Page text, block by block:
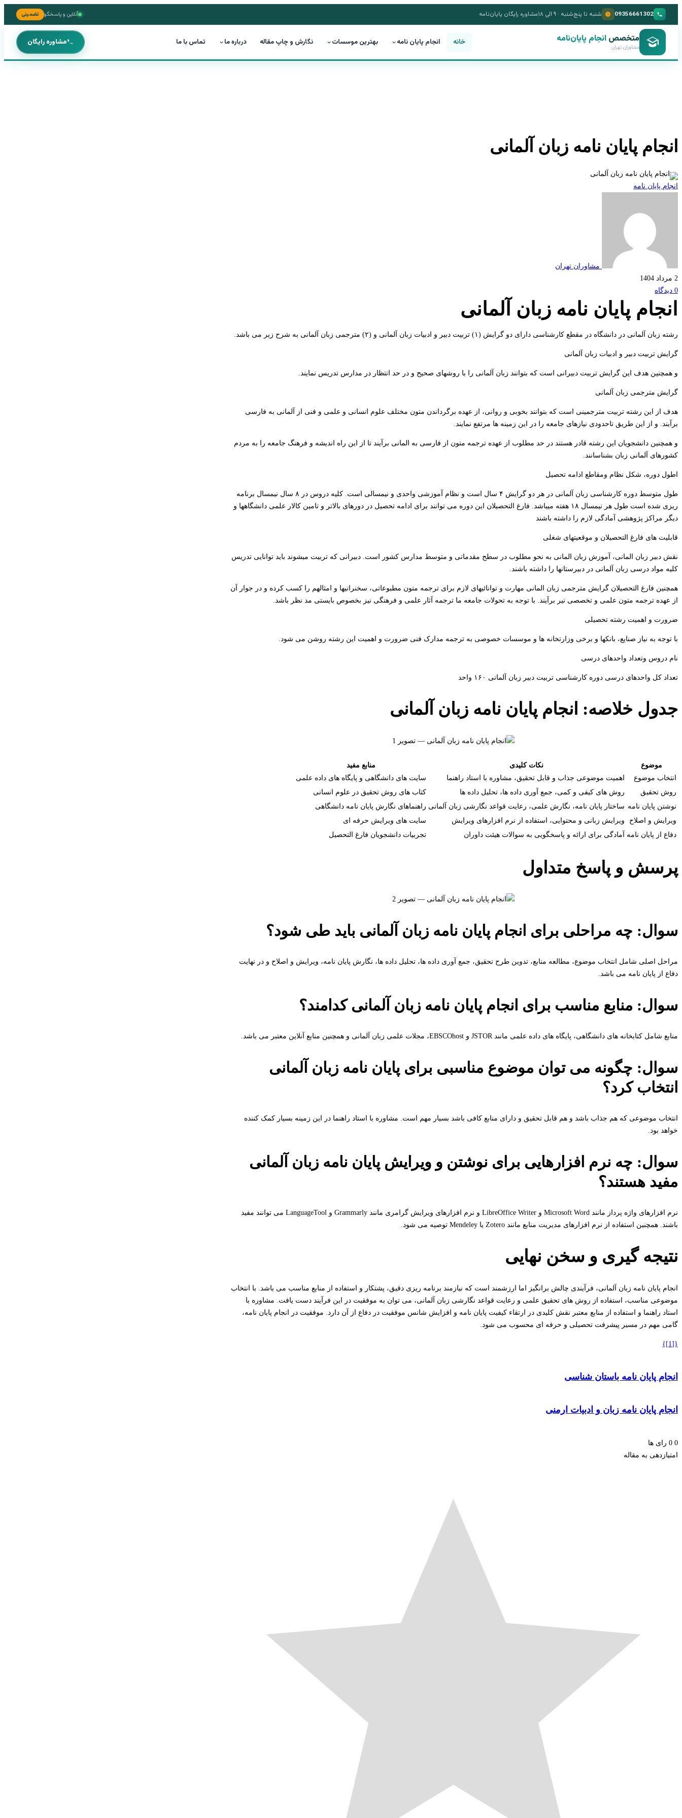
09356661302 شنبه تا پنج‌شنبه · ۹ الی ۱۸ مشاوره رایگان پایان‌نامه آنلاین و پاسخگو تضمینی
متخصص انجام پایان‌نامه
مشاوران تهران خانه انجام پایان نامه بهترین موسسات نگارش و چاپ مقاله درباره ما تماس با ما مشاوره رایگان
انجام پایان نامه زبان آلمانی
انجام پایان نامه
مشاوران تهران
2 مرداد 1404
0 دیدگاه
انجام پایان نامه زبان آلمانی
رشته زبان آلمانی در دانشگاه در مقطع کارشناسی دارای دو گرایش (۱) تربیت دبیر و ادبیات زبان آلمانی و (۲) مترجمی زبان آلمانی به شرح زیر می باشد.
گرایش تربیت دبیر و ادبیات زبان آلمانی
و همچنین هدف این گرایش تربیت دبیرانی است که بتوانند زبان آلمانی را با روشهای صحیح و در حد انتظار در مدارس تدریس نمایند.
گرایش مترجمی زبان آلمانی
هدف از این رشته تربيت مترجمینی است که بتوانند بخوبی و روانی، از عهده برگرداندن متون مختلف علوم انسانی و علمی و فنی از آلمانی به فارسی
برآیند. و از این طریق تاحدودی نیازهای جامعه را در این زمینه ها مرتفع نمایند.
و همچنین دانشجویان این رشته قادر هستند در حد مطلوب از عهده ترجمه متون از فارسی به المانی برآیند تا از این راه اندیشه و فرهنگ جامعه را به مردم
کشورهای آلمانی زبان بشناسانند.
اطول دوره، شكل نظام ومقاطع ادامه تحصيل
طول متوسط دوره کارشناسی زبان آلمانی در هر دو گرایش ۴ سال است و نظام آموزشی واحدی و نیمسالی است. کلیه دروس در ۸ سال نیمسال برنامه
ریزی شده است طول هر نیمسال ۱۸ هفته میباشد. فارغ التحصیلان این دوره می توانند برای ادامه تحصیل در دورهای بالاتر و تامین کالار علمی دانشگاهها و
دیگر مراکز پژوهشی آمادگی لازم را داشته باشند
قابلیت های فارغ التحصیلان و موقعیتهای شغلی
نقش دبیر زبان المانی، آموزش زبان المانی به نحو مطلوب در سطح مقدماتی و متوسط مدارس کشور است. دبیرانی که تربیت میشوند باید توانایی تدریس
کلیه مواد درسی زبان آلمانی در دبیرستانها را داشته باشند.
همچنین فارغ التحصیلان گرایش مترجمی زبان المانی مهارت و توانائیهای لازم برای ترجمه متون مطبوعاتی، سخنرانیها و امثالهم را کسب کرده و در جوار آن
از عهده ترجمه متون علمی و تخصصی نیر برآیند. با توجه به تحولات جامعه ما ترجمه آثار علمی و فرهنگی نیز بخصوص بایستی مد نظر باشد.
ضرورت و اهمیت رشته تحصیلی
با توجه به نیاز صنایع، بانکها و برخی وزارتخانه ها و موسسات خصوصی به ترجمه مدارک فنی ضرورت و اهمیت این رشته روشن می شود.
نام دروس وتعداد واحدهای درسی
تعداد کل واحدهای درسی دوره کارشناسی تربیت دبیر زبان آلمانی ۱۶۰ واحد
جدول خلاصه: انجام پایان نامه زبان آلمانی
موضوع نکات کلیدی
منابع مفید
انتخاب موضوع
اهمیت موضوعی جذاب و قابل تحقیق، مشاوره با استاد راهنما
سایت های دانشگاهی و پایگاه های داده علمی
روش تحقیق
روش های کیفی و کمی، جمع آوری داده ها، تحلیل داده ها
کتاب های روش تحقیق در علوم انسانی
نوشتن پایان نامه ساختار پایان نامه، نگارش علمی، رعایت قواعد نگارشی زبان آلمانی راهنماهای نگارش پایان نامه دانشگاهی
ویرایش و اصلاح
ویرایش زبانی و محتوایی، استفاده از نرم افزارهای ویرایش
سایت های ویرایش حرفه ای
دفاع از پایان نامه آمادگی برای ارائه و پاسخگویی به سوالات هیئت داوران تجربیات دانشجویان فارغ التحصیل
پرسش و پاسخ متداول
سوال: چه مراحلی برای انجام پایان نامه زبان آلمانی باید طی شود؟
مراحل اصلی شامل انتخاب موضوع، مطالعه منابع، تدوین طرح تحقیق، جمع آوری داده ها، تحلیل داده ها، نگارش پایان نامه، ویرایش و اصلاح و در نهایت
دفاع از پایان نامه می باشد.
سوال: منابع مناسب برای انجام پایان نامه زبان آلمانی کدامند؟
منابع شامل کتابخانه های دانشگاهی، پایگاه های داده علمی مانند JSTOR و EBSCOhost، مجلات علمی زبان آلمانی و همچنین منابع آنلاین معتبر می باشد.
سوال: چگونه می توان موضوع مناسبی برای پایان نامه زبان آلمانی
انتخاب کرد؟
انتخاب موضوعی که هم جذاب باشد و هم قابل تحقیق و دارای منابع کافی باشد بسیار مهم است. مشاوره با استاد راهنما در این زمینه بسیار کمک کننده
خواهد بود.
سوال: چه نرم افزارهایی برای نوشتن و ویرایش پایان نامه زبان آلمانی
مفید هستند؟
نرم افزارهای واژه پرداز مانند Microsoft Word و LibreOffice Writer و نرم افزارهای ویرایش گرامری مانند Grammarly و LanguageTool می توانند مفید
باشند. همچنین استفاده از نرم افزارهای مدیریت منابع مانند Zotero یا Mendeley توصیه می شود.
نتیجه گیری و سخن نهایی
انجام پایان نامه زبان آلمانی، فرآیندی چالش برانگیز اما ارزشمند است که نیازمند برنامه ریزی دقیق، پشتکار و استفاده از منابع مناسب می باشد. با انتخاب
موضوعی مناسب، استفاده از روش های تحقیق علمی و رعایت قواعد نگارشی زبان آلمانی، می توان به موفقیت در این فرآیند دست یافت. مشاوره با
استاد راهنما و استفاده از منابع معتبر نقش کلیدی در ارتقاء کیفیت پایان نامه و افزایش شانس موفقیت در دفاع از آن دارد. موفقیت در انجام پایان نامه،
گامی مهم در مسیر پیشرفت تحصیلی و حرفه ای محسوب می شود.
{[1]}
انجام پایان نامه باستان شناسی
انجام پایان نامه زبان و ادبیات ارمنی
0
0 رای ها
امتیازدهی به مقاله